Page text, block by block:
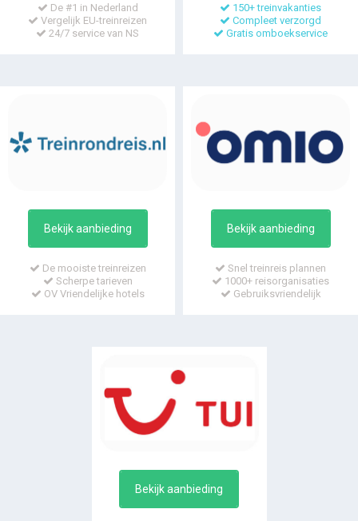
De #1 in Nederland
Vergelijk EU-treinreizen
24/7 service van NS
150+ treinvakanties
Compleet verzorgd
Gratis omboekservice
Bekijk aanbieding
De mooiste treinreizen
Scherpe tarieven
OV Vriendelijke hotels
Bekijk aanbieding
Snel treinreis plannen
1000+ reisorganisaties
Gebruiksvriendelijk
Bekijk aanbieding